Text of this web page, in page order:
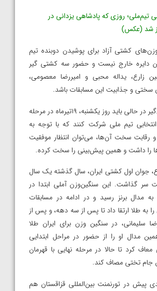
تیم‌ملی؛ روزی که پادشاهی یزدانی در
کشتی آزاد برای پوشیدن دوبنده تیم
دایره خارج نیست و حضور سه کشتی گیر
زارع، یداله محبی و امیررضا معصومی،
سختی و جذابیت این مسابقات باشد.
این سه کشتی‌گیر در حالی باید روز یکشنبه، ۱۹تیرماه در مرحله
تیم‌ ملی شرکت کنند که با توجه به
سخت آن‌ها، می‌توان انتظار موفقیت
را داشت و همین پیش‌بینی را سخت کرده‌.
جوان اول کشتی ایران، سال گذشته یک سال
سر گذاشت. این سنگین‌وزن آملی ابتدا در
به مدال برنز رسید و در‌ ادامه در مسابقات
را به طلا ارتقا داد تا پس از سه دهه، و پس از
سلیمانی، در سنگین وزن برای ایران طلا
مدال او را از حضور در مراحل ابتدایی
معاف کرد تا حالا در مرحله نهایی با قهرمان
جام تختی مصاف کند.
پیش در تورنمنت بین‌المللی قزاقستان هم